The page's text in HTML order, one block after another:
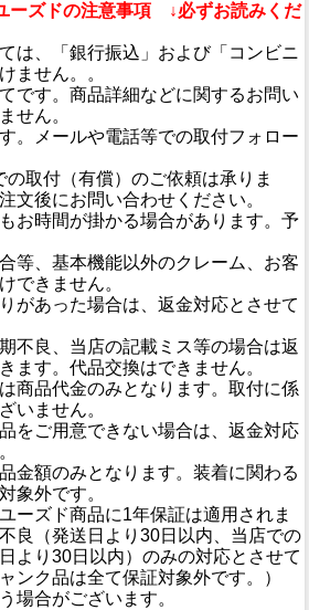
ーズドの注意事項 ↓必ずお読みくだ
は、「銀行振込」および「コンビニ
ません。。
です。商品詳細などに関するお問い
せん。
。メールや電話等での取付フォロー
の取付（有償）のご依頼は承りま
文後にお問い合わせください。
お時間が掛かる場合があります。予
等、基本機能以外のクレーム、お客
できません。
があった場合は、返金対応とさせて
不良、当店の記載ミス等の場合は返
ます。代品交換はできません。
商品代金のみとなります。取付に係
いません。
をご用意できない場合は、返金対応
金額のみとなります。装着に関わる
象外です。
ーズド商品に1年保証は適用されま
良（発送日より30日以内、当店での
より30日以内）のみの対応とさせて
ンク品は全て保証対象外です。）
場合がございます。